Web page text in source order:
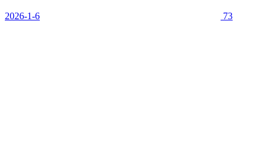
2026-1-6 73